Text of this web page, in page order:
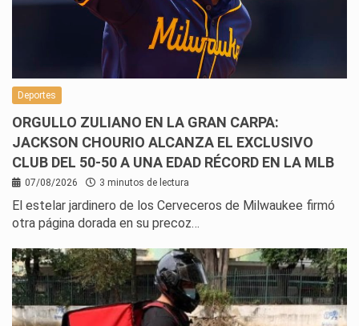
Deportes
ORGULLO ZULIANO EN LA GRAN CARPA:
JACKSON CHOURIO ALCANZA EL EXCLUSIVO
CLUB DEL 50-50 A UNA EDAD RÉCORD EN LA MLB
07/08/2026 3 minutos de lectura
El estelar jardinero de los Cerveceros de Milwaukee firmó
otra página dorada en su precoz…